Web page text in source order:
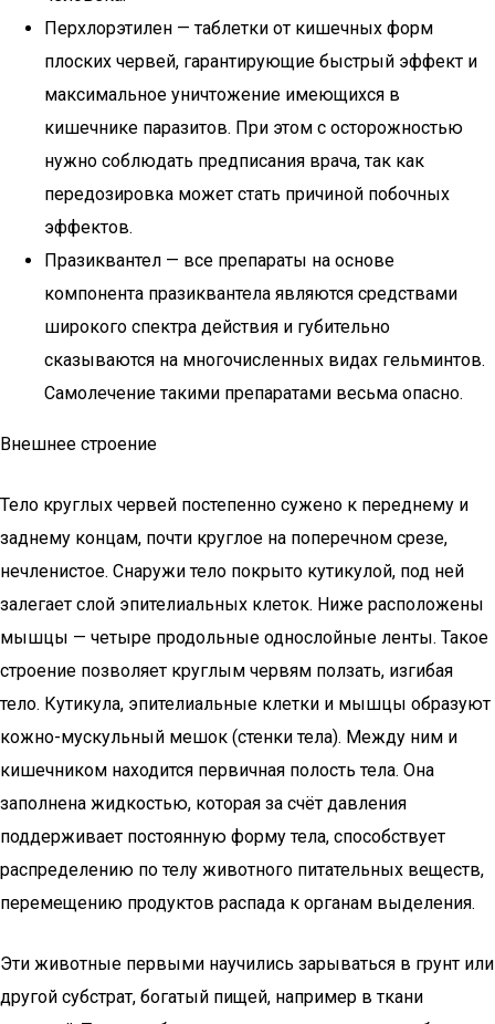
Перхлорэтилен — таблетки от кишечных форм
плоских червей, гарантирующие быстрый эффект и
максимальное уничтожение имеющихся в
кишечнике паразитов. При этом с осторожностью
нужно соблюдать предписания врача, так как
передозировка может стать причиной побочных
эффектов.
Празиквантел — все препараты на основе
компонента празиквантела являются средствами
широкого спектра действия и губительно
сказываются на многочисленных видах гельминтов.
Самолечение такими препаратами весьма опасно.
Внешнее строение
Тело круглых червей постепенно сужено к переднему и
заднему концам, почти круглое на поперечном срезе,
нечленистое. Снаружи тело покрыто кутикулой, под ней
залегает слой эпителиальных клеток. Ниже расположены
мышцы — четыре продольные однослойные ленты. Такое
строение позволяет круглым червям ползать, изгибая
тело. Кутикула, эпителиальные клетки и мышцы образуют
кожно-мускульный мешок (стенки тела). Между ним и
кишечником находится первичная полость тела. Она
заполнена жидкостью, которая за счёт давления
поддерживает постоянную форму тела, способствует
распределению по телу животного питательных веществ,
перемещению продуктов распада к органам выделения.
Эти животные первыми научились зарываться в грунт или
другой субстрат, богатый пищей, например в ткани